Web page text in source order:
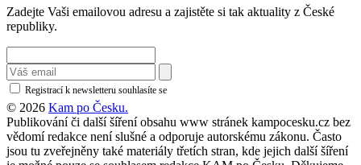
Zadejte Vaši emailovou adresu a zajistěte si tak aktuality z České
republiky.
Registrací k newsletteru souhlasíte se
© 2026 Kam po Česku.
Publikování či další šíření obsahu www stránek kampocesku.cz bez
vědomí redakce není slušné a odporuje autorskému zákonu. Často
jsou tu zveřejněny také materiály třetích stran, kde jejich další šíření